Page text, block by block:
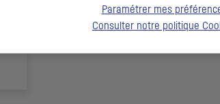
Paramétrer mes
Consulter notre politique